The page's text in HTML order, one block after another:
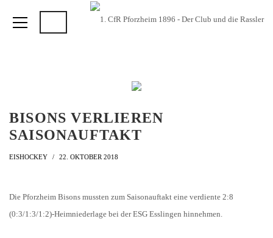
BISONS VERLIEREN
SAISONAUFTAKT
EISHOCKEY 22. OKTOBER 2018
Die Pforzheim Bisons mussten zum Saisonauftakt eine verdiente 2:8
(0:3/1:3/1:2)-Heimniederlage bei der ESG Esslingen hinnehmen.